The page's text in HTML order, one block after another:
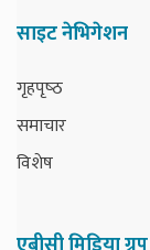
साइट नेभिगेशन
गृहपृष्‍ठ
समाचार
विशेष